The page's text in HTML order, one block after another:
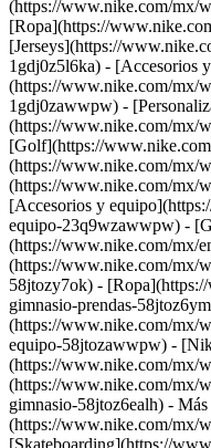
(https://www.nike.com/mx/
[Ropa](https://
[Jerseys](https://
1gdj0z5l6ka) - [Accesorios
(https://www.nike.com/mx/
1gdj0zawwpw) -
(https://www.nike.com/mx/
[Golf](https://
(https://www.nike.com/mx/
(https://www.nike.com/mx/
[Accesorios y
equipo-23q9wzawwpw) -
(https://www.nike.com/mx/
(https://www.nike.com/mx/
58jtozy7ok) -
gimnasio-prendas-
(https://www.nike.com/mx/
equipo-58jtozawwpw) -
(https://www.nike.com/mx/
(https://www.nike.com/mx/
gimnasio-58jtoz6ealh) - Más
(https://www.nike.com/mx/
[Skateboarding](https://